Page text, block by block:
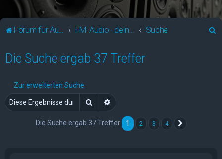
Forum für Audio und Video Suche
Die Suche ergab 37 Treffer
Zur erweiterten Suche
Suche Erweiterte Suche
Die Suche ergab 37 Treffer 1 2 3 4